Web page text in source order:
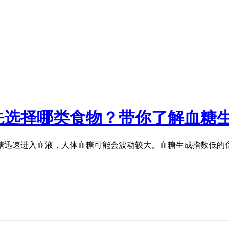
择哪类食物？带你了解血糖
速进入血液，人体血糖可能会波动较大。血糖生成指数低